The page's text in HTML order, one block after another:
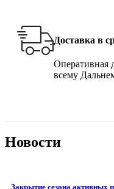
Доставка в
Оперативная
всему
Новости
Закрытие сезона активных